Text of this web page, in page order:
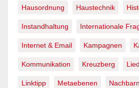
Hausordnung Haustechnik
Instandhaltung Internationale
Internet & Email Kampagnen
Kommunikation Kreuzberg
Linktipp Metaebenen Nachbarn